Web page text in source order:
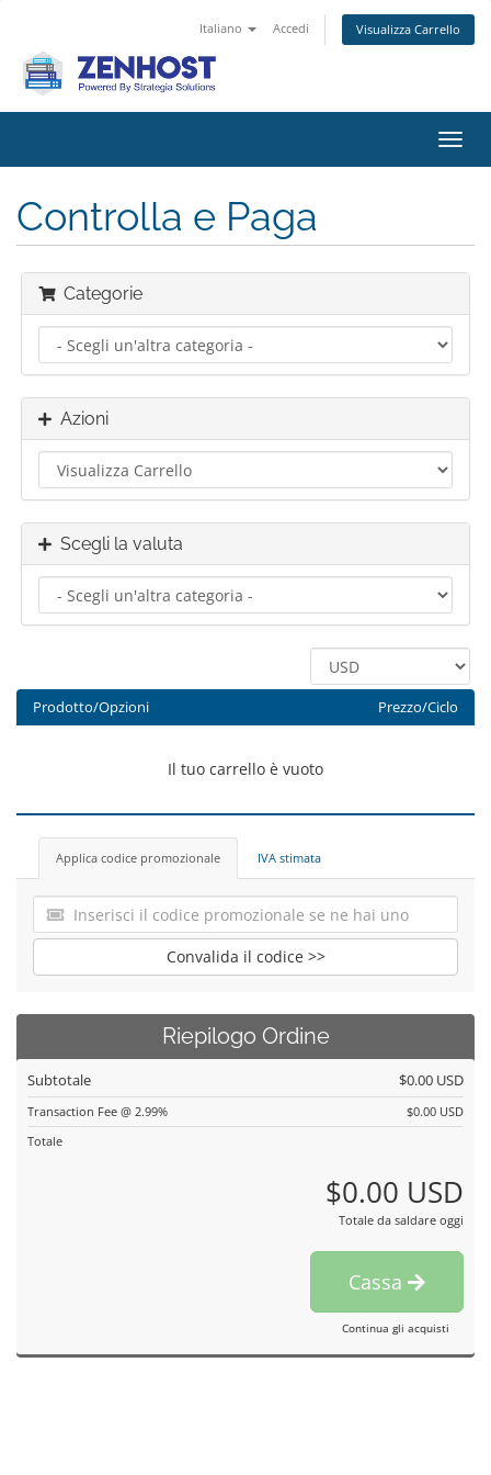
Italiano Accedi Visualizza Carrello
Attiva
Controlla e Paga
Categorie
Azioni
Scegli la valuta
Prodotto/Opzioni Prezzo/Ciclo
Il tuo carrello è vuoto
Applica codice promozionale IVA stimata
Convalida il codice >>
Riepilogo Ordine
Subtotale $0.00 USD
Transaction Fee @ 2.99%
$0.00 USD
Totale
$0.00 USD
Totale da saldare oggi
Cassa
Continua gli acquisti